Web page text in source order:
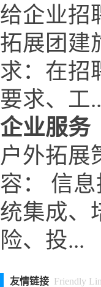
给企业招
拓展团建
求：在招
要求、工
企业服务
户外拓展
容： 信
统集成、
险、投...
友情链接 Friendly